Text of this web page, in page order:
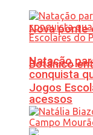
Nova ponte
Botânico
acessos
Natação
conquista
Jogos